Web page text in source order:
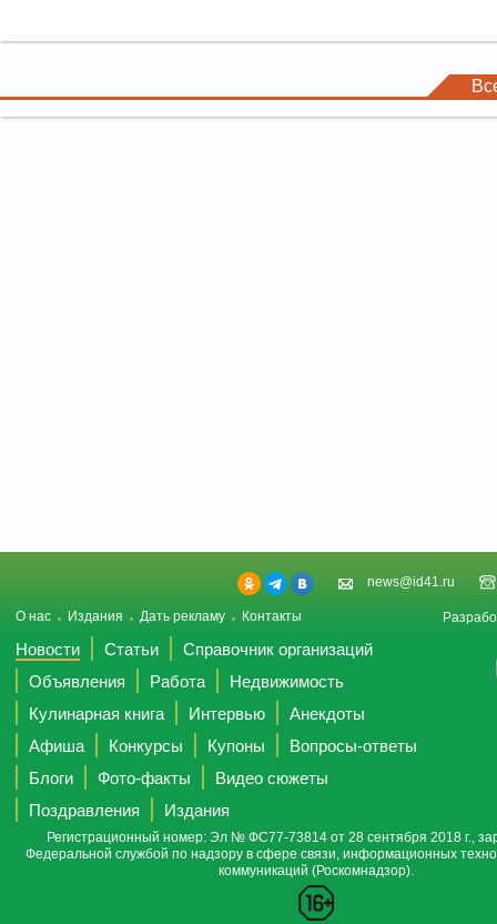
news@id41.ru
О нас Издания Дать рекламу Контакты
Новости Статьи
Справочник организаций
Объявления
Работа
Недвижимость
Кулинарная книга
Интервью
Анекдоты
Афиша
Конкурсы Купоны
Вопросы-ответы
Блоги
Фото-факты
Видео сюжеты
Поздравления
Издания
Регистрационный номер: Эл № ФС77-73814 от 28 сентября 2018 г.,
Федеральной службой по надзору в сфере связи, информационных
коммуникаций (Роскомнадзор).